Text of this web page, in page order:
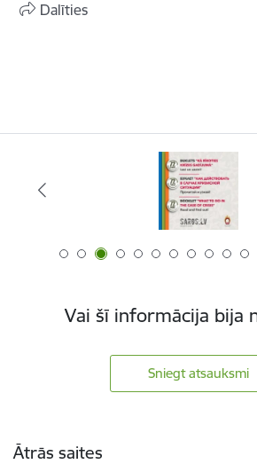
Dalīties
Vai šī informācija bija
Sniegt atsauksmi
Ātrās saites